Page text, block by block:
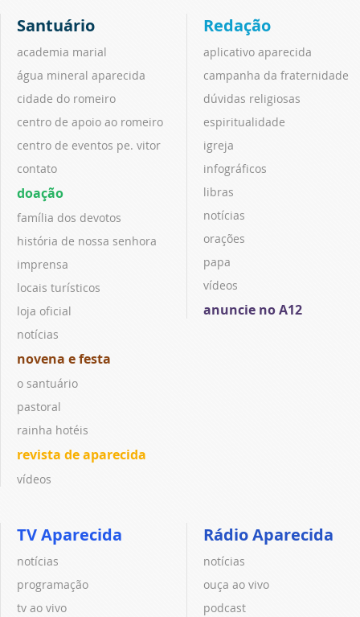
Santuário
academia marial
água mineral aparecida
cidade do romeiro
centro de apoio ao romeiro
centro de eventos pe. vitor
contato
doação
família dos devotos
história de nossa senhora
imprensa
locais turísticos
loja oficial
notícias
novena e festa
o santuário
pastoral
rainha hotéis
revista de aparecida
vídeos
Redação
aplicativo aparecida
campanha da fraternidade
dúvidas religiosas
espiritualidade
igreja
infográficos
libras
notícias
orações
papa
vídeos
anuncie no A12
TV Aparecida
notícias
programação
tv ao vivo
Rádio Aparecida
notícias
ouça ao vivo
podcast